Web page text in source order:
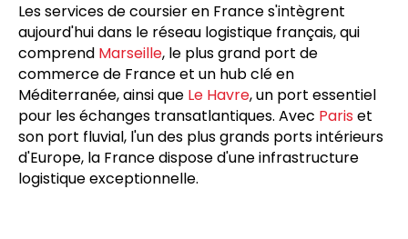
Les services de coursier en France s'intègrent
aujourd'hui dans le réseau logistique français, qui
comprend Marseille, le plus grand port de
commerce de France et un hub clé en
Méditerranée, ainsi que Le Havre, un port essentiel
pour les échanges transatlantiques. Avec Paris et
son port fluvial, l'un des plus grands ports intérieurs
d'Europe, la France dispose d'une infrastructure
logistique exceptionnelle.